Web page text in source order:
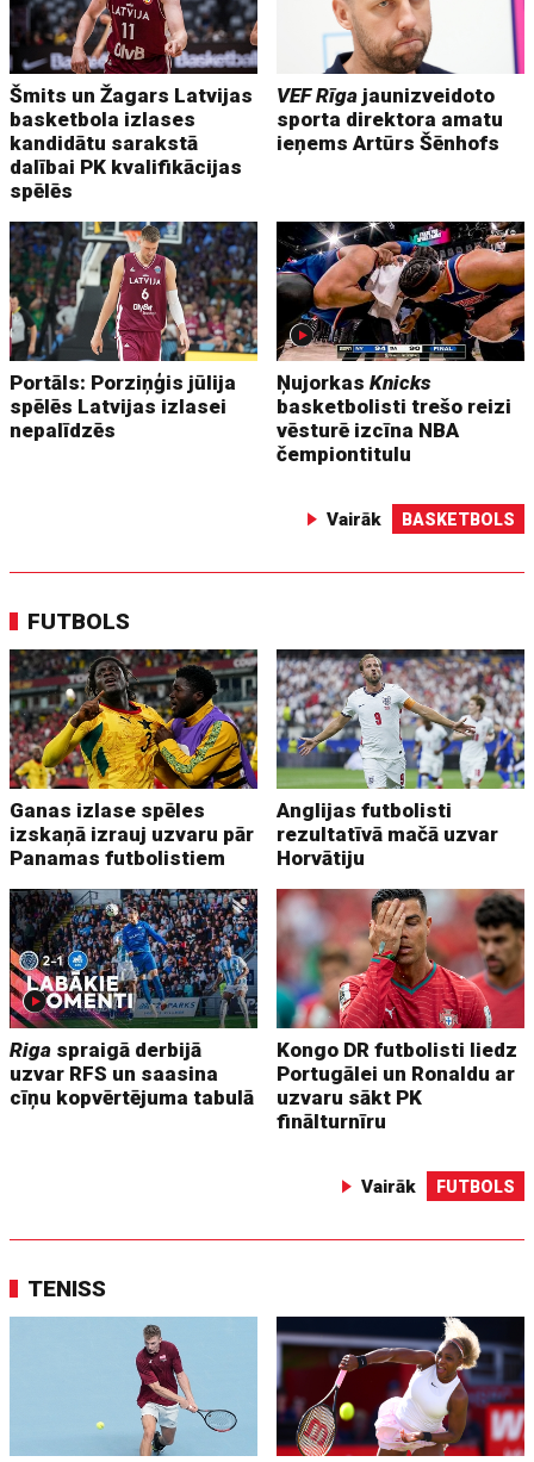
Šmits un Žagars Latvijas
basketbola izlases
kandidātu sarakstā
dalībai PK kvalifikācijas
spēlēs
VEF Rīga jaunizveidoto
sporta direktora amatu
ieņems Artūrs Šēnhofs
Portāls: Porziņģis jūlija
spēlēs Latvijas izlasei
nepalīdzēs
ŅujorkasKnicks
basketbolisti trešo reizi
vēsturē izcīna NBA
čempiontitulu
Vairāk BASKETBOLS
FUTBOLS
Ganas izlase spēles
izskaņā izrauj uzvaru pār
Panamas futbolistiem
Anglijas futbolisti
rezultatīvā mačā uzvar
Horvātiju
Riga spraigā derbijā
uzvar RFS un saasina
cīņu kopvērtējuma tabulā
Kongo DR futbolisti liedz
Portugālei un Ronaldu ar
uzvaru sākt PK
finālturnīru
Vairāk FUTBOLS
TENISS